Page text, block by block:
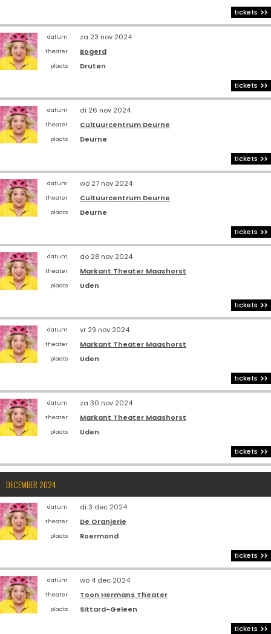
tickets
datum za 23 nov 2024
theater Bogerd
plaats
Druten
tickets
datum di 26 nov 2024
theater Cultuurcentrum Deurne
plaats
Deurne
tickets
datum wo 27 nov 2024
theater Cultuurcentrum Deurne
plaats
Deurne
tickets
datum do 28 nov 2024
theater Markant Theater Maashorst
plaats
Uden
tickets
datum vr 29 nov 2024
theater Markant Theater Maashorst
plaats
Uden
tickets
datum za 30 nov 2024
theater Markant Theater Maashorst
plaats
Uden
tickets
DECEMBER 2024
datum di 3 dec 2024
theater De Oranjerie
plaats
Roermond
tickets
datum wo 4 dec 2024
theater Toon Hermans Theater
plaats
Sittard-Geleen
tickets